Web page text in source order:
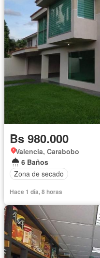
Bs 980.000
Valencia, Carabobo
6 Baños
Zona de secado
Hace 1 día, 8 horas